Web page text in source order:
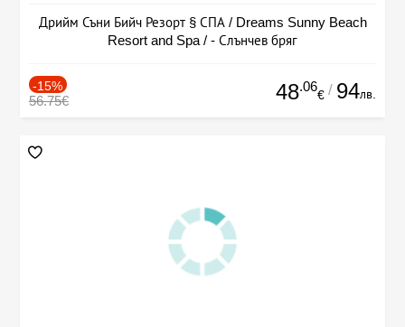
Дрийм Съни Бийч Резорт § СПА / Dreams Sunny Beach
Resort and Spa / - Слънчев бряг
-15%
56.75€ 48.06
€ / 94лв.